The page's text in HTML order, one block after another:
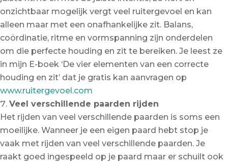
onzichtbaar mogelijk vergt veel ruitergevoel en kan
alleen maar met een onafhankelijke zit. Balans,
coördinatie, ritme en vormspanning zijn onderdelen
om die perfecte houding en zit te bereiken. Je leest ze
in mijn E-boek ‘De vier elementen van een correcte
houding en zit’ dat je gratis kan aanvragen op
www.ruitergevoel.com
Veel verschillende paarden rijden
Het rijden van veel verschillende paarden is soms een
moeilijke. Wanneer je een eigen paard hebt stop je
vaak met rijden van veel verschillende paarden. Je
raakt goed ingespeeld op je paard maar er schuilt ook